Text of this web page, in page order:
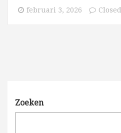
februari 3, 2026 Closed
Zoeken